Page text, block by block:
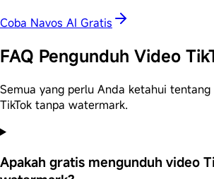
Coba Navos AI Gratis
FAQ Pengunduh Video
Semua yang perlu Anda ketahui
TikTok tanpa watermark.
Apakah gratis mengunduh video